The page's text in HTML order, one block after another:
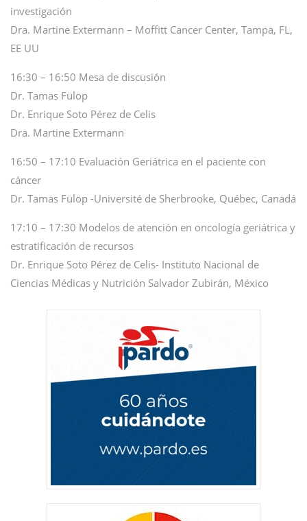
investigación
Dra. Martine Extermann – Moffitt Cancer Center, Tampa, FL,
EE UU
16:30 – 16:50 Mesa de discusión
Dr. Tamas Fülöp
Dr. Enrique Soto Pérez de Celis
Dra. Martine Extermann
16:50 – 17:10 Evaluación Geriátrica en el paciente con
cáncer
Dr. Tamas Fülöp -Université de Sherbrooke, Québec, Canadá
17:10 – 17:30 Modelos de atención en oncología geriátrica y
estratificación de recursos
Dr. Enrique Soto Pérez de Celis- Instituto Nacional de
Ciencias Médicas y Nutrición Salvador Zubirán, México